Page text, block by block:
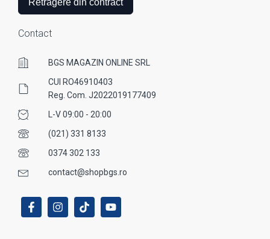
Retragere din contract
Contact
BGS MAGAZIN ONLINE SRL
CUI RO46910403
Reg. Com. J2022019177409
L-V 09:00 - 20:00
(021) 331 8133
0374 302 133
contact@shopbgs.ro